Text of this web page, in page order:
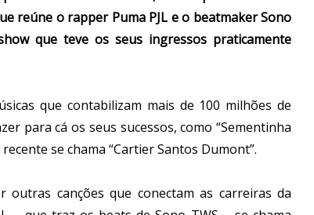
reúne o rapper Puma PJL e o beatmaker Sono
que teve os seus ingressos praticamente
que contabilizam mais de 100 milhões de
para cá os seus sucessos, como “Sementinha
se chama “Cartier Santos Dumont”.
outras canções que conectam as carreiras da